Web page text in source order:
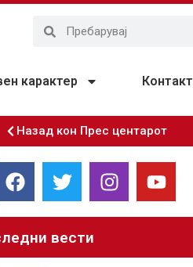
карактер Контакт
Назад кон Прес центарот
вести